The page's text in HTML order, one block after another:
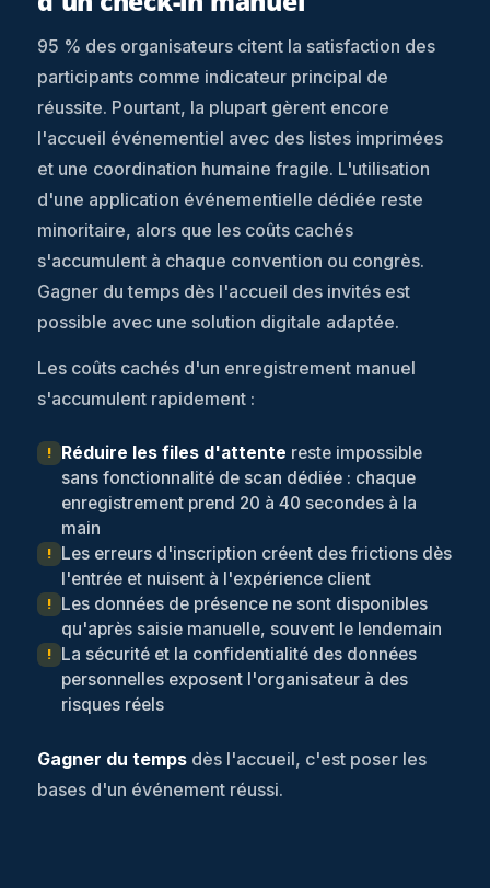
95 % des organisateurs citent la satisfaction des
participants comme indicateur principal de
réussite. Pourtant, la plupart gèrent encore
l'accueil événementiel avec des listes imprimées
et une coordination humaine fragile. L'utilisation
d'une application événementielle dédiée reste
minoritaire, alors que les coûts cachés
s'accumulent à chaque convention ou congrès.
Gagner du temps dès l'accueil des invités est
possible avec une solution digitale adaptée.
Les coûts cachés d'un enregistrement manuel
s'accumulent rapidement :
! Réduire les files d'attente reste impossible
sans fonctionnalité de scan dédiée : chaque
enregistrement prend 20 à 40 secondes à la
main
!
Les erreurs d'inscription créent des frictions dès
l'entrée et nuisent à l'expérience client
!
Les données de présence ne sont disponibles
qu'après saisie manuelle, souvent le lendemain
!
La sécurité et la confidentialité des données
personnelles exposent l'organisateur à des
risques réels
Gagner du temps dès l'accueil, c'est poser les
bases d'un événement réussi.